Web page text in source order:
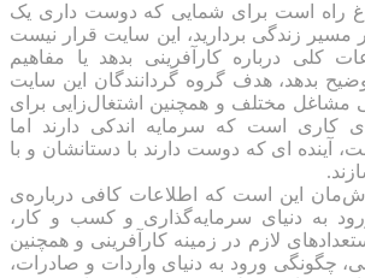
راه است برای شمایی که دوست داری یک
زندگی بردارید، این سایت قرار نیست
کلی درباره کارآفرینی بدهد یا مفاهیم
بدهد، هدف گروه گردانندگان این سایت
مشاغل مختلف و همچنین اشتغال‌زایی برای
کاری است که سرمایه اندکی دارند اما
آینده ای که دوست دارند با دستانشان و با
این است که ‌اطلاعات کافی درباره‌ی
به دنیای سرمایه‌گذاری و کسب و کار،
لازم در زمینه کارآفرینی و همچنین
چگونگی ورود به دنیای واردات و صادرات،